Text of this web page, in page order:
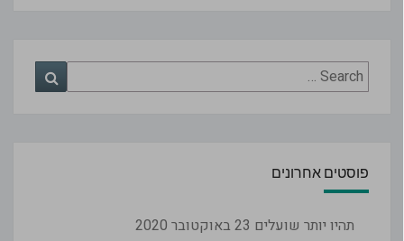
Search
for:
Search
פוסטים אחרונים
תהיו יותר שועלים 23 באוקטובר 2020